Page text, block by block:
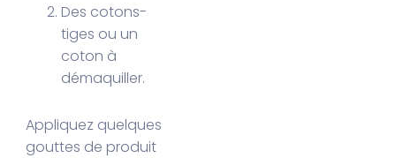
Des cotons-
tiges ou un
coton à
démaquiller.
Appliquez quelques
gouttes de produit